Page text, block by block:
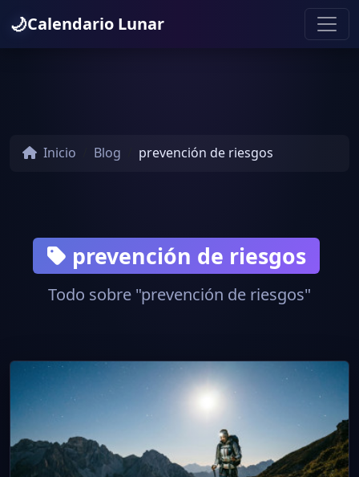
🌙Calendario Lunar
Inicio Blog prevención de riesgos
prevención de riesgos
Todo sobre "prevención de riesgos"